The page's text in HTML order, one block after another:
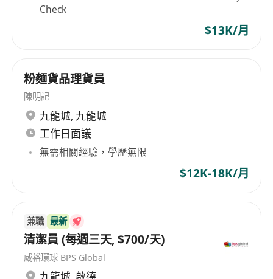
Check
$13K/月
粉麵貨品理貨員
陳明記
九龍城, 九龍城
工作日面議
無需相關經驗，學歷無限
$12K-18K/月
兼職 最新
清潔員 (每週三天, $700/天)
威裕環球 BPS Global